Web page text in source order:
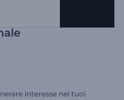
interesse nei tuoi